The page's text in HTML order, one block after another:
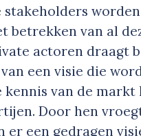
stakeholders worden
betrekken van al
actoren draagt
een visie die
kennis van de markt
Door hen
er een gedragen